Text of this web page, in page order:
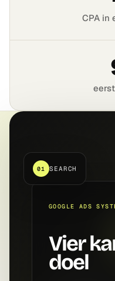
CPA in
GOOGLE ADS
Vier
doel
01 SEARCH